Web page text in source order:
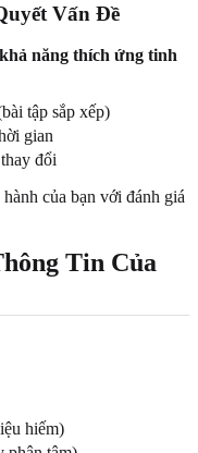
Vấn Đề
khả năng thích ứng tinh
tập sắp xếp)
gian
đổi
của bạn với đánh giá
Tin Của
hiếm)